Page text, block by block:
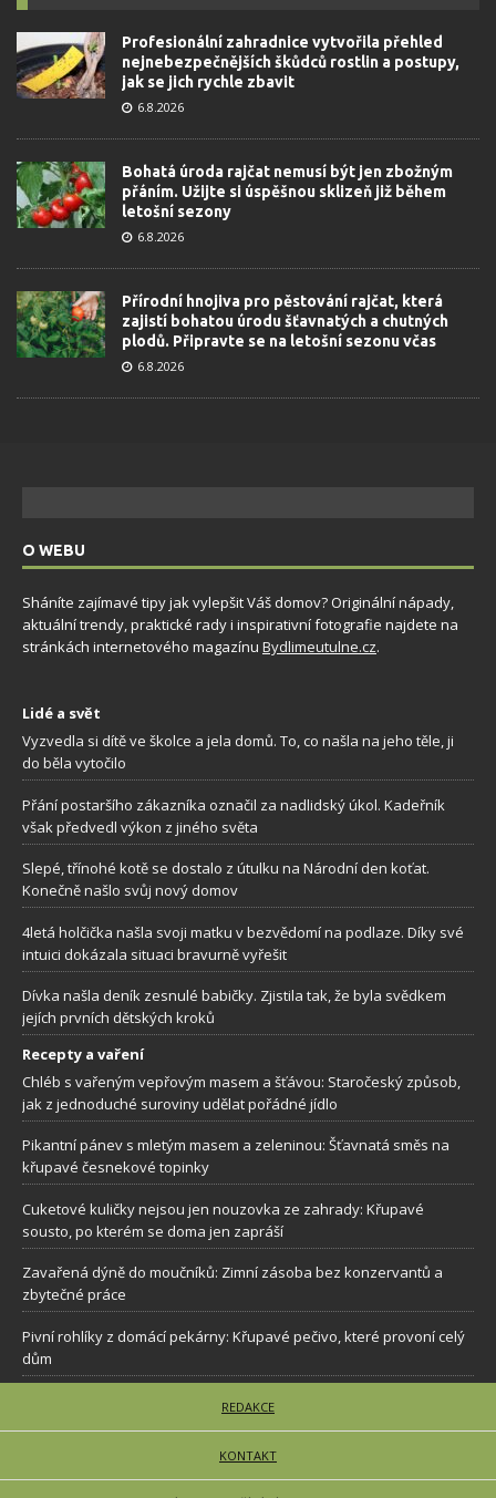
Profesionální zahradnice vytvořila přehled
nejnebezpečnějších škůdců rostlin a postupy,
jak se jich rychle zbavit
6.8.2026
Bohatá úroda rajčat nemusí být jen zbožným
přáním. Užijte si úspěšnou sklizeň již během
letošní sezony
6.8.2026
Přírodní hnojiva pro pěstování rajčat, která
zajistí bohatou úrodu šťavnatých a chutných
plodů. Připravte se na letošní sezonu včas
6.8.2026
O WEBU
Sháníte zajímavé tipy jak vylepšit Váš domov? Originální nápady,
aktuální trendy, praktické rady i inspirativní fotografie najdete na
stránkách internetového magazínu Bydlimeutulne.cz.
Lidé a svět
Vyzvedla si dítě ve školce a jela domů. To, co našla na jeho těle, ji
do běla vytočilo
Přání postaršího zákazníka označil za nadlidský úkol. Kadeřník
však předvedl výkon z jiného světa
Slepé, třínohé kotě se dostalo z útulku na Národní den koťat.
Konečně našlo svůj nový domov
4letá holčička našla svoji matku v bezvědomí na podlaze. Díky své
intuici dokázala situaci bravurně vyřešit
Dívka našla deník zesnulé babičky. Zjistila tak, že byla svědkem
jejích prvních dětských kroků
Recepty a vaření
Chléb s vařeným vepřovým masem a šťávou: Staročeský způsob,
jak z jednoduché suroviny udělat pořádné jídlo
Pikantní pánev s mletým masem a zeleninou: Šťavnatá směs na
křupavé česnekové topinky
Cuketové kuličky nejsou jen nouzovka ze zahrady: Křupavé
sousto, po kterém se doma jen zapráší
Zavařená dýně do moučníků: Zimní zásoba bez konzervantů a
zbytečné práce
Pivní rohlíky z domácí pekárny: Křupavé pečivo, které provoní celý
dům
REDAKCE
KONTAKT